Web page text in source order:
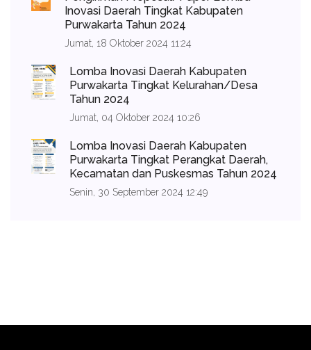
Inovasi Daerah Tingkat Kabupaten
Purwakarta Tahun 2024
Jumat, 18 Oktober 2024 11:24
Lomba Inovasi Daerah Kabupaten
Purwakarta Tingkat Kelurahan/Desa
Tahun 2024
Jumat, 04 Oktober 2024 10:26
Lomba Inovasi Daerah Kabupaten
Purwakarta Tingkat Perangkat Daerah,
Kecamatan dan Puskesmas Tahun 2024
Senin, 30 September 2024 12:49